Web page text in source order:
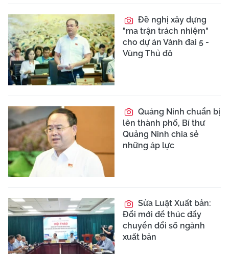
Đề nghị xây dựng
"ma trận trách nhiệm"
cho dự án Vành đai 5 -
Vùng Thủ đô
Quảng Ninh chuẩn bị
lên thành phố, Bí thư
Quảng Ninh chia sẻ
những áp lực
Sửa Luật Xuất bản:
Đổi mới để thúc đẩy
chuyển đổi số ngành
xuất bản